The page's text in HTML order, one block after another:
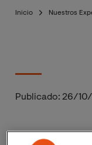
Inicio
Publicado: 26/10/
Todos los